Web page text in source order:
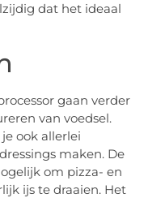
dat het ideaal
gaan verder
van voedsel.
ook allerlei
maken. De
om pizza- en
ijs te draaien. Het